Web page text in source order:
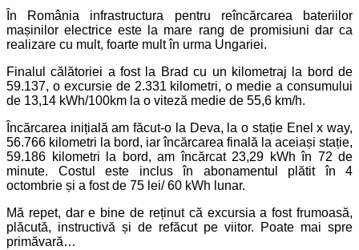
În România infrastructura pentru reîncărcarea bateriilor
mașinilor electrice este la mare rang de promisiuni dar ca
realizare cu mult, foarte mult în urma Ungariei.
Finalul călătoriei a fost la Brad cu un kilometraj la bord de
59.137, o excursie de 2.331 kilometri, o medie a consumului
de 13,14 kWh/100km la o viteză medie de 55,6 km/h.
Încărcarea inițială am făcut-o la Deva, la o stație Enel x way,
56.766 kilometri la bord, iar încărcarea finală la aceiași stație,
59.186 kilometri la bord, am încărcat 23,29 kWh în 72 de
minute. Costul este inclus în abonamentul plătit în 4
octombrie și a fost de 75 lei/ 60 kWh lunar.
Mă repet, dar e bine de reținut că excursia a fost frumoasă,
plăcută, instructivă și de refăcut pe viitor. Poate mai spre
primăvară…